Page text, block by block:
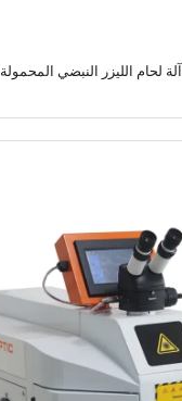
آلة لحام الليزر النبضي المحمولة